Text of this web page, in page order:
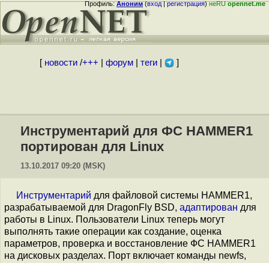
Профиль:Аноним(вход|регистрация)неRUopennet.me
[ новости/+++ форум| теги| ]
Инструментарий для ФС HAMMER1
портирован для Linux
13.10.2017 09:20 (MSK)
Инструментарий для файловой системы HAMMER1,
разрабатываемой для DragonFly BSD, адаптирован для
работы в Linux. Пользователи Linux теперь могут
выполнять такие операции как создание, оценка
параметров, проверка и восстановление ФС HAMMER1
на дисковых разделах. Порт включает команды newfs,